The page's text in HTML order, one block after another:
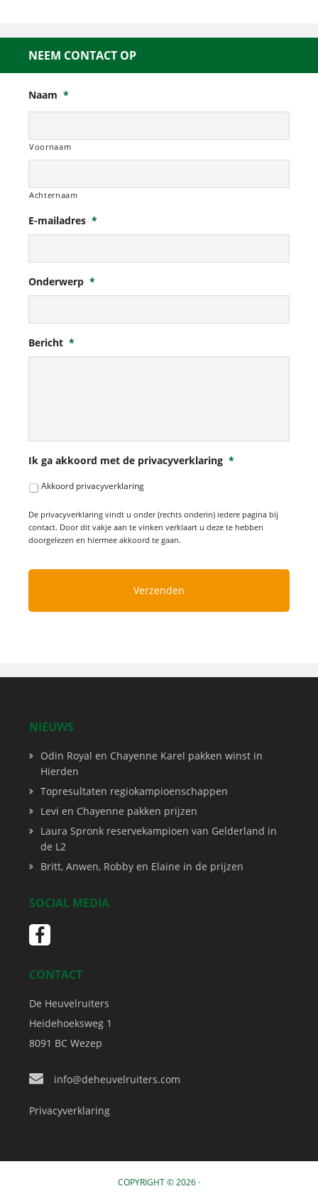
NEEM CONTACT OP
Naam *
Voornaam
Achternaam
E-mailadres *
Onderwerp *
Bericht *
Ik ga akkoord met de privacyverklaring *
Akkoord privacyverklaring
De privacyverklaring vindt u onder (rechts onderin) iedere pagina bij
contact. Door dit vakje aan te vinken verklaart u deze te hebben
doorgelezen en hiermee akkoord te gaan.
NIEUWS
Odin Royal en Chayenne Karel pakken winst in
Hierden
Topresultaten regiokampioenschappen
Levi en Chayenne pakken prijzen
Laura Spronk reservekampioen van Gelderland in
de L2
Britt, Anwen, Robby en Elaine in de prijzen
SOCIAL MEDIA
CONTACT
De Heuvelruiters
Heidehoeksweg 1
8091 BC Wezep
info@deheuvelruiters.com
Privacyverklaring
COPYRIGHT © 2026 ·